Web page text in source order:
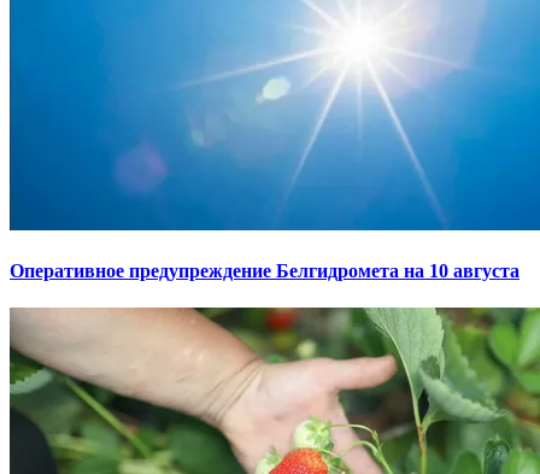
Оперативное предупреждение Белгидромета на 10 августа